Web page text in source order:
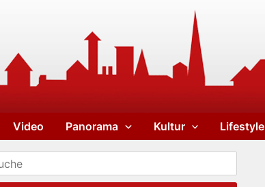
Video Panorama Kultur Lifestyle